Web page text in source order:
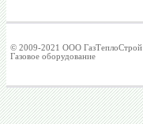
© 2009-2021 ООО ГазТеплоСтрой |
Газовое оборудование